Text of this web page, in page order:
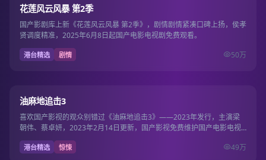
7.7
花莲风云风暴 第2季
国产影剧库上新《花莲风云风暴 第2季》，剧情剧情紧凑口碑上扬，侯孝
贤调度精准，2025年6月8日起国产电影电视剧免费观看。
港台精选 剧情 50万
7.5
油麻地追击3
喜欢国产影视的观众别错过《油麻地追击3》——2023年发行，主演梁
朝伟、蔡卓妍，2023年2月14日更新，国产影视免费维护国产电影电视
剧免费片库…
港台精选 惊悚 49万